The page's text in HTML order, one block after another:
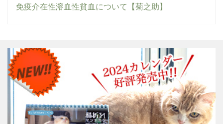
免疫介在性溶血性貧血について【菊之助】